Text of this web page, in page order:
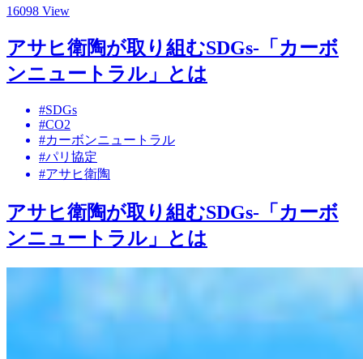
16098 View
アサヒ衛陶が取り組むSDGs-「カーボ
ンニュートラル」とは
#SDGs
#CO2
#カーボンニュートラル
#パリ協定
#アサヒ衛陶
アサヒ衛陶が取り組むSDGs-「カーボ
ンニュートラル」とは